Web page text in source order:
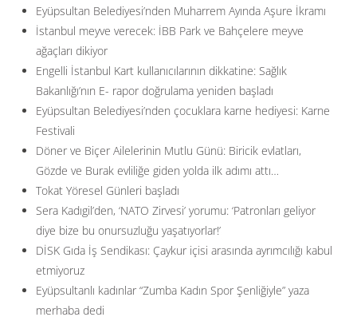
Eyüpsultan Belediyesi’nden Muharrem Ayında Aşure İkramı
İstanbul meyve verecek: İBB Park ve Bahçelere meyve
ağaçları dikiyor
Engelli İstanbul Kart kullanıcılarının dikkatine: Sağlık
Bakanlığı’nın E- rapor doğrulama yeniden başladı
Eyüpsultan Belediyesi’nden çocuklara karne hediyesi: Karne
Festivali
Döner ve Biçer Ailelerinin Mutlu Günü: Biricik evlatları,
Gözde ve Burak evliliğe giden yolda ilk adımı attı…
Tokat Yöresel Günleri başladı
Sera Kadıgil’den, ‘NATO Zirvesi’ yorumu: ‘Patronları geliyor
diye bize bu onursuzluğu yaşatıyorlar!’
DİSK Gıda İş Sendikası: Çaykur içisi arasında ayrımcılığı kabul
etmiyoruz
Eyüpsultanlı kadınlar “Zumba Kadın Spor Şenliğiyle” yaza
merhaba dedi